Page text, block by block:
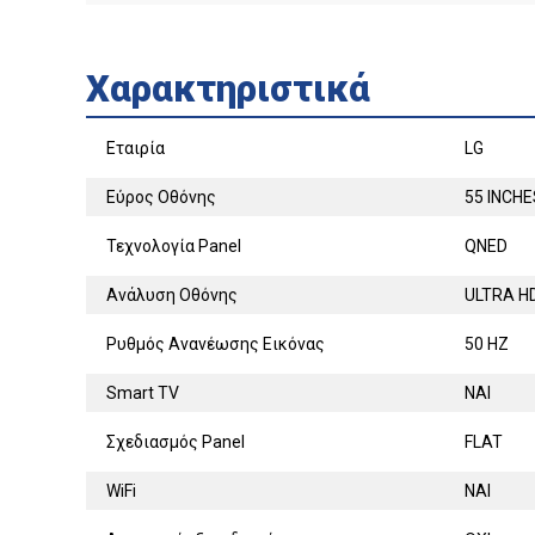
Χαρακτηριστικά
Εταιρία LG
Εύρος Οθόνης 55
Τεχνολογία Panel QNED
Ανάλυση Οθόνης ULTRA
Ρυθμός Ανανέωσης Εικόνας 50 HZ
Smart TV ΝΑΙ
Σχεδιασμός Panel FLAT
WiFi ΝΑΙ